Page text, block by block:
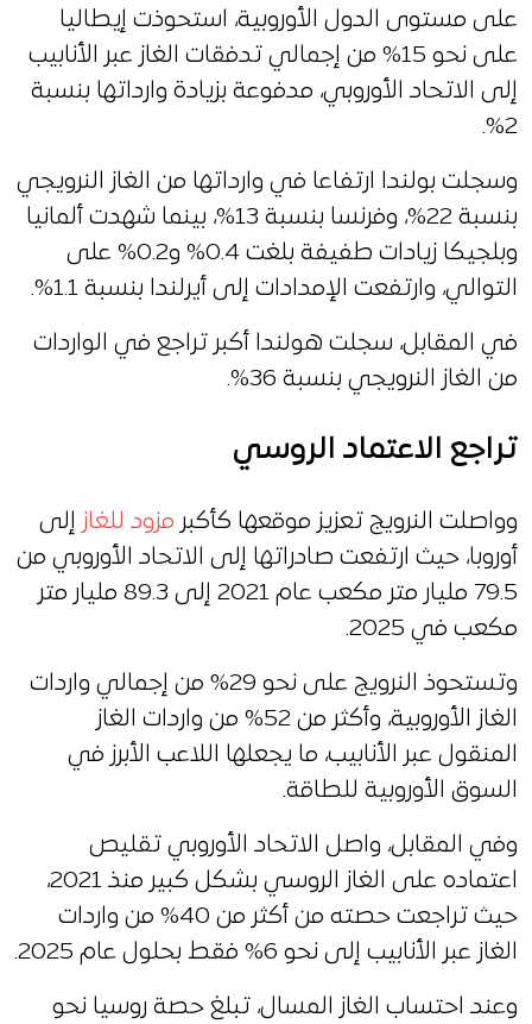
على مستوى الدول الأوروبية، استحوذت إيطاليا
على نحو 15% من إجمالي تدفقات الغاز عبر الأنابيب
إلى الاتحاد الأوروبي، مدفوعة بزيادة وارداتها بنسبة
2%.
وسجلت بولندا ارتفاعا في وارداتها من الغاز النرويجي
بنسبة 22%، وفرنسا بنسبة 13%، بينما شهدت ألمانيا
وبلجيكا زيادات طفيفة بلغت 0.4% و0.2% على
التوالي، وارتفعت الإمدادات إلى أيرلندا بنسبة 1.1%.
في المقابل، سجلت هولندا أكبر تراجع في الواردات
من الغاز النرويجي بنسبة 36%.
تراجع الاعتماد الروسي
وواصلت النرويج تعزيز موقعها كأكبر مزود للغاز إلى
أوروبا، حيث ارتفعت صادراتها إلى الاتحاد الأوروبي من
79.5 مليار متر مكعب عام 2021 إلى 89.3 مليار متر
مكعب في 2025.
وتستحوذ النرويج على نحو 29% من إجمالي واردات
الغاز الأوروبية، وأكثر من 52% من واردات الغاز
المنقول عبر الأنابيب، ما يجعلها اللاعب الأبرز في
السوق الأوروبية للطاقة.
وفي المقابل، واصل الاتحاد الأوروبي تقليص
اعتماده على الغاز الروسي بشكل كبير منذ 2021،
حيث تراجعت حصته من أكثر من 40% من واردات
الغاز عبر الأنابيب إلى نحو 6% فقط بحلول عام 2025.
وعند احتساب الغاز المسال، تبلغ حصة روسيا نحو